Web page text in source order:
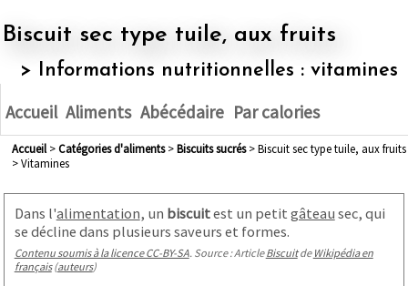
Biscuit sec type tuile, aux fruits
> Informations nutritionnelles : vitamines
Accueil Aliments Abécédaire Par calories
Accueil> Catégories d'aliments> biscuits sucrés> Biscuit sec type tuile, aux fruits
> Vitamines
Dans l'alimentation, un biscuitest un petit gâteau sec, qui
se décline dans plusieurs saveurs et formes.
Contenu soumis à la licence CC-BY-SA. Source : ArticleBiscuitde Wikipédia en
français(auteurs)